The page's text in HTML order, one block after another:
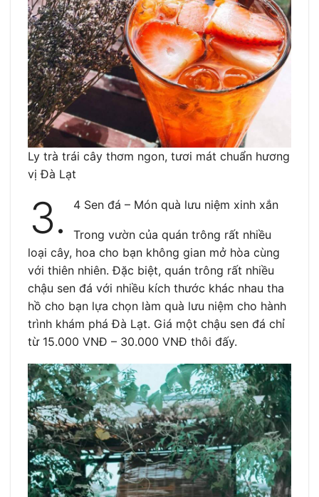
Ly trà trái cây thơm ngon, tươi mát chuẩn hương
vị Đà Lạt
3. 4 Sen đá – Món quà lưu niệm xinh xắn
Trong vườn của quán trông rất nhiều
loại cây, hoa cho bạn không gian mở hòa cùng
với thiên nhiên. Đặc biệt, quán trông rất nhiều
chậu sen đá với nhiều kích thước khác nhau tha
hồ cho bạn lựa chọn làm quà lưu niệm cho hành
trình khám phá Đà Lạt. Giá một chậu sen đá chỉ
từ 15.000 VNĐ – 30.000 VNĐ thôi đấy.